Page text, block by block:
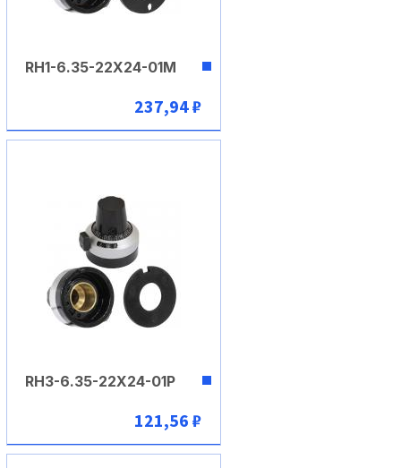
В корзину
RH1-6.35-22X24-01M
237,94 ₽
В корзину
RH3-6.35-22X24-01P
121,56 ₽